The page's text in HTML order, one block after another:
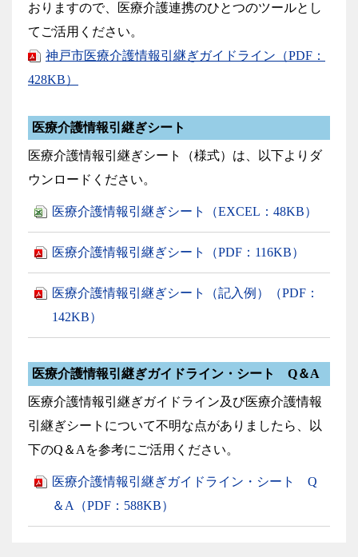
おりますので、医療介護連携のひとつのツールとし
てご活用ください。
神戸市医療介護情報引継ぎガイドライン（PDF：
428KB）
医療介護情報引継ぎシート
医療介護情報引継ぎシート（様式）は、以下よりダ
ウンロードください。
医療介護情報引継ぎシート（EXCEL：48KB）
医療介護情報引継ぎシート（PDF：116KB）
医療介護情報引継ぎシート（記入例）（PDF：
142KB）
医療介護情報引継ぎガイドライン・シート Q＆A
医療介護情報引継ぎガイドライン及び医療介護情報
引継ぎシートについて不明な点がありましたら、以
下のQ＆Aを参考にご活用ください。
医療介護情報引継ぎガイドライン・シート Q
＆A（PDF：588KB）